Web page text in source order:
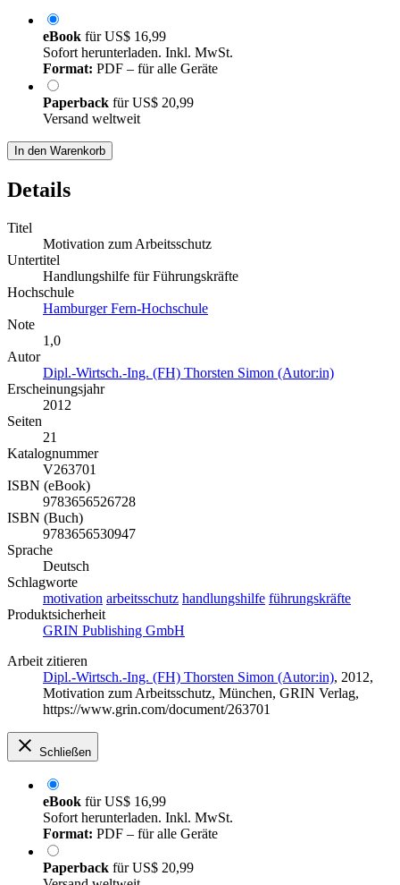
eBook fürUS$ 16,99
Sofort herunterladen. Inkl. MwSt.
Format: PDF – für alle Geräte
Paperback fürUS$ 20,99
Versand weltweit
In den Warenkorb
Details
Titel
Motivation zum Arbeitsschutz
Untertitel
Handlungshilfe für Führungskräfte
Hochschule
Hamburger Fern-Hochschule
Note
1,0
Autor
Dipl.-Wirtsch.-Ing. (FH) Thorsten Simon (Autor:in)
Erscheinungsjahr
2012
Seiten
21
Katalognummer
V263701
ISBN (eBook)
9783656526728
ISBN (Buch)
9783656530947
Sprache
Deutsch
Schlagworte
motivation arbeitsschutz handlungshilfe führungskräfte
Produktsicherheit
GRIN Publishing GmbH
Arbeit zitieren
Dipl.-Wirtsch.-Ing. (FH) Thorsten Simon (Autor:in), 2012,
Motivation zum Arbeitsschutz, München, GRIN Verlag,
https://www.grin.com/document/263701
Schließen
eBook fürUS$ 16,99
Sofort herunterladen. Inkl. MwSt.
Format: PDF – für alle Geräte
Paperback fürUS$ 20,99